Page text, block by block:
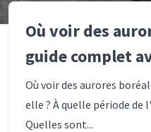
Où voir des
guide complet
Où voir des aurores
elle ? À quelle période de
Quelles sont...